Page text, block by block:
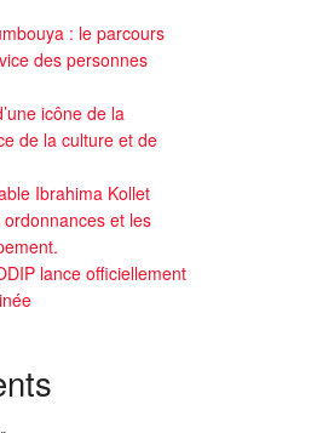
: le parcours
des personnes
icône de la
de la culture et de
Ibrahima Kollet
et les
lance officiellement